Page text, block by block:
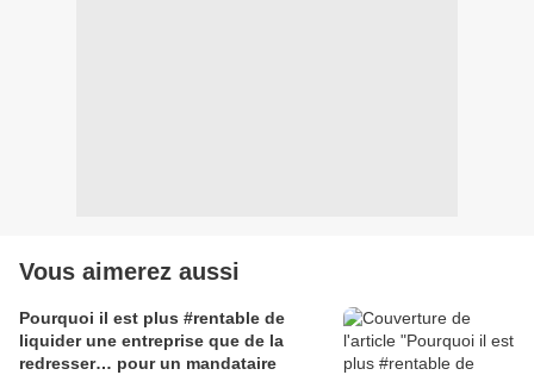
Vous aimerez aussi
Pourquoi il est plus #rentable de
liquider une entreprise que de la
redresser… pour un mandataire